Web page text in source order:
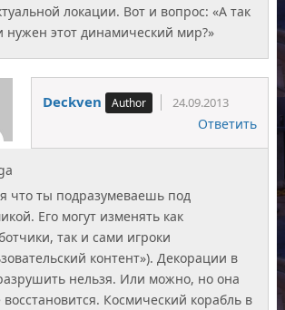
локации. Вот и вопрос: «А так
нужен этот динамический мир?»
Deckven 24.09.2013
Ответить
что ты подразумеваешь под
Его могут изменять как
так и сами игроки
контент»). Декорации в
нельзя. Или можно, но она
восстановится. Космический корабль в